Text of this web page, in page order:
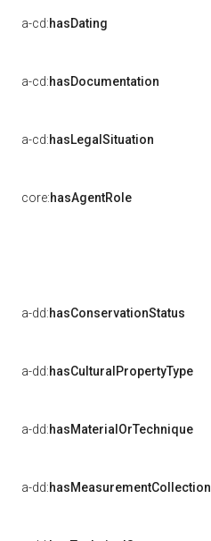
a-cd:hasDating
a-cd:hasDocumentation
a-cd:hasLegalSituation
core:hasAgentRole
a-dd:hasConservationStatus
a-dd:hasCulturalPropertyType
a-dd:hasMaterialOrTechnique
a-dd:hasMeasurementCollection